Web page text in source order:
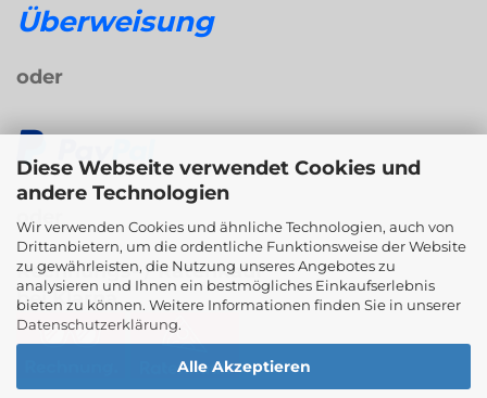
Diese Webseite verwendet Cookies und
andere Technologien
Wir verwenden Cookies und ähnliche Technologien, auch von
Drittanbietern, um die ordentliche Funktionsweise der Website
zu gewährleisten, die Nutzung unseres Angebotes zu
analysieren und Ihnen ein bestmögliches Einkaufserlebnis
bieten zu können. Weitere Informationen finden Sie in unserer
Datenschutzerklärung.
Alle Akzeptieren
Überweisung
oder
oder
Rechnungs- / Ratenkauf
bei Klarna